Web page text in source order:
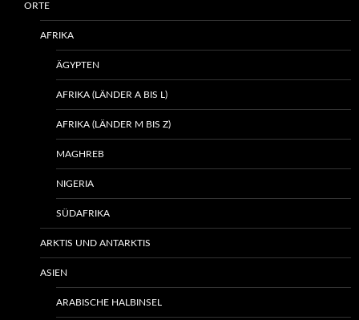
ORTE
AFRIKA
ÄGYPTEN
AFRIKA (LÄNDER A BIS L)
AFRIKA (LÄNDER M BIS Z)
MAGHREB
NIGERIA
SÜDAFRIKA
ARKTIS UND ANTARKTIS
ASIEN
ARABISCHE HALBINSEL